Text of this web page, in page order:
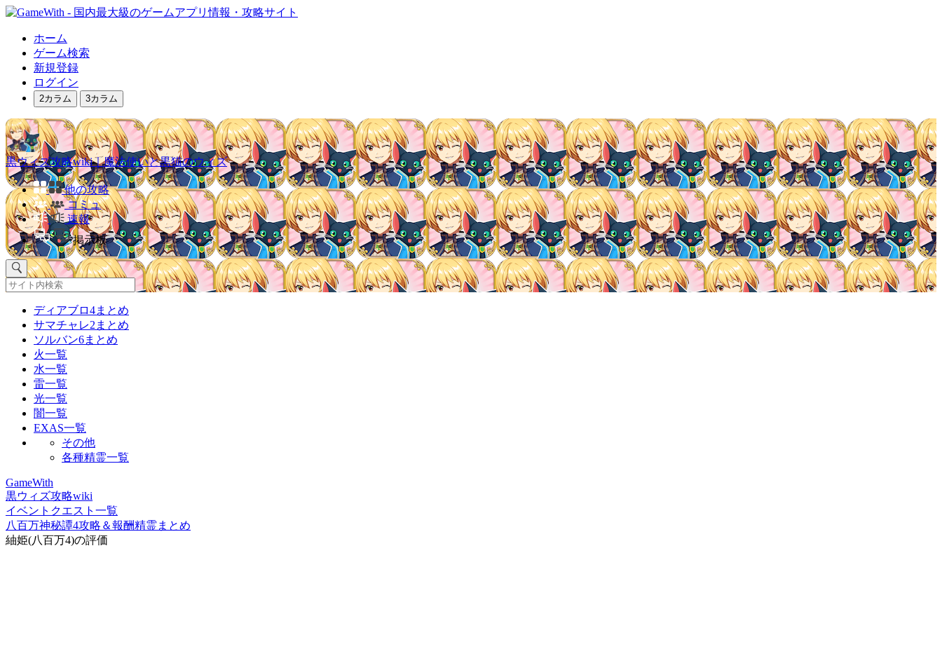
ホーム
ゲーム検索
新規登録
ログイン
2カラム 3カラム
黒ウィズ攻略wiki｜魔法使いと黒猫のウィズ
他の攻略
コミュ
速報
掲示板
ディアブロ4まとめ
サマチャレ2まとめ
ソルバン6まとめ
火一覧
水一覧
雷一覧
光一覧
闇一覧
EXAS一覧
その他
各種精霊一覧
GameWith
黒ウィズ攻略wiki
イベントクエスト一覧
八百万神秘譚4攻略＆報酬精霊まとめ
紬姫(八百万4)の評価